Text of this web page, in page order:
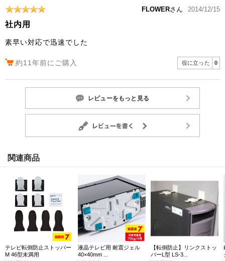
FLOWERさん 2014/12/15
社内用
素早い対応で迅速でした
約11年前にご購入 役に立った 0
レビューをもっと見る
関連商品
テレビ転倒防止ストッパー
M 46型未満用
液晶テレビ用 耐震ジェル
40×40mm ...
【転倒防止】リンクストッ
パーL型 LS-3...